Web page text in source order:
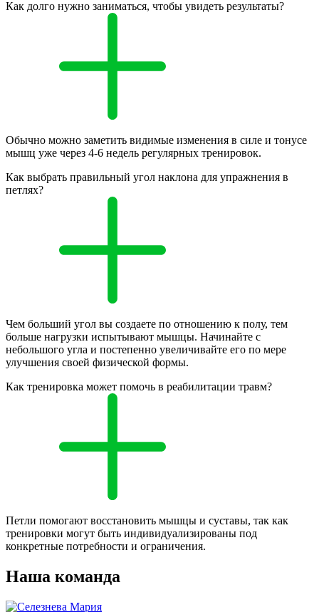
Как долго нужно заниматься, чтобы увидеть результаты?
Обычно можно заметить видимые изменения в силе и тонусе
мышц уже через 4-6 недель регулярных тренировок.
Как выбрать правильный угол наклона для упражнения в
петлях?
Чем больший угол вы создаете по отношению к полу, тем
больше нагрузки испытывают мышцы. Начинайте с
небольшого угла и постепенно увеличивайте его по мере
улучшения своей физической формы.
Как тренировка может помочь в реабилитации травм?
Петли помогают восстановить мышцы и суставы, так как
тренировки могут быть индивидуализированы под
конкретные потребности и ограничения.
Наша команда